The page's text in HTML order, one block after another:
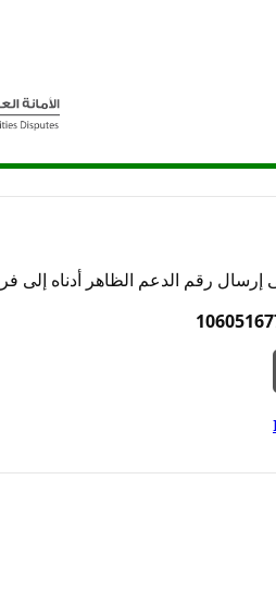
رقم الدعم الظاهر أدناه إلى